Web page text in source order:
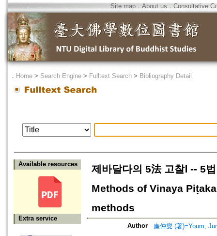
Site map．About us ． Consultative
． Home > Search Engine > Fulltext Search > Bibliography Detail
Available resources
Extra service
제바달다의 5法 고찰Ⅰ -- 5
Methods of Vinaya
methods
Author
廉仲燮 (著)=Youm,